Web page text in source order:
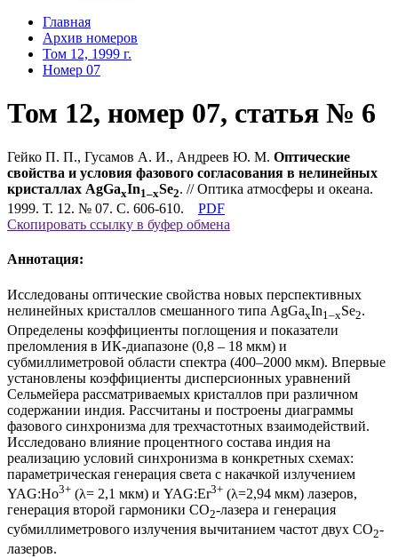
Главная
Архив номеров
Том 12, 1999 г.
Номер 07
Том 12, номер 07, статья № 6
Гейко П. П., Гусамов А. И., Андреев Ю. М. Оптические
свойства и условия фазового согласования в нелинейных
кристаллах AgGaxIn1–xSe2. // Оптика атмосферы и океана.
1999. Т. 12. № 07. С. 606-610.
PDF
Скопировать ссылку в буфер обмена
Аннотация:
Исследованы оптические свойства новых перспективных
нелинейных кристаллов смешанного типа AgGaxIn1–хSe2.
Определены коэффициенты поглощения и показатели
преломления в ИК-диапазоне (0,8 – 18 мкм) и
субмиллиметровой области спектра (400–2000 мкм). Впервые
установлены коэффициенты дисперсионных уравнений
Сельмейера рассматриваемых кристаллов при различном
содержании индия. Рассчитаны и построены диаграммы
фазового синхронизма для трехчастотных взаимодействий.
Исследовано влияние процентного состава индия на
реализацию условий синхронизма в конкретных схемах:
параметрическая генерация света с накачкой излучением
YAG:Ho3+ (λ= 2,1 мкм) и YAG:Er3+ (λ=2,94 мкм) лазеров,
генерация второй гармоники СО2-лазера и генерация
субмиллиметрового излучения вычитанием частот двух СО2-
лазеров.